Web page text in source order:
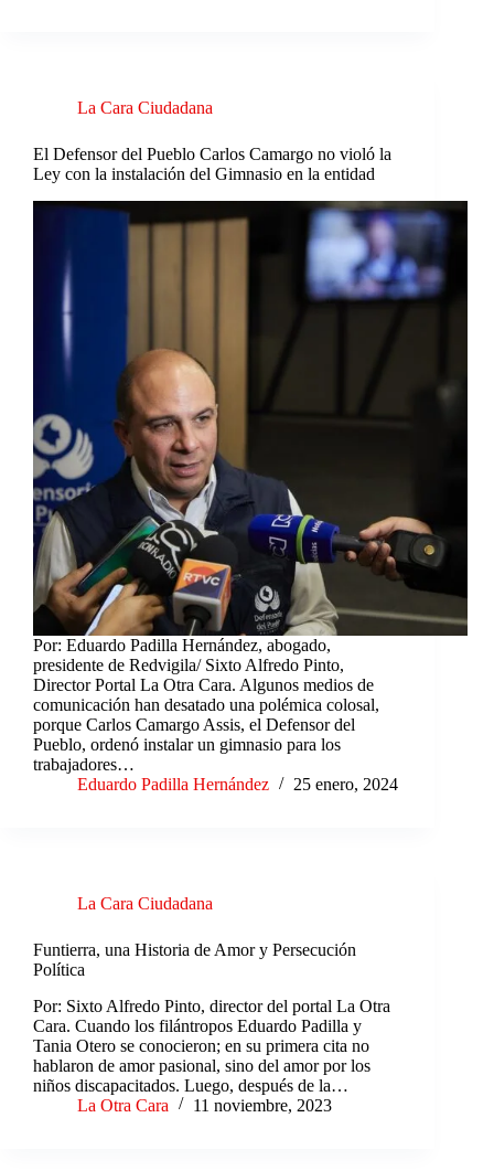
La Cara Ciudadana
El Defensor del Pueblo Carlos Camargo no violó la
Ley con la instalación del Gimnasio en la entidad
Por: Eduardo Padilla Hernández, abogado,
presidente de Redvigila/ Sixto Alfredo Pinto,
Director Portal La Otra Cara. Algunos medios de
comunicación han desatado una polémica colosal,
porque Carlos Camargo Assis, el Defensor del
Pueblo, ordenó instalar un gimnasio para los
trabajadores…
Eduardo Padilla Hernández
25 enero, 2024
La Cara Ciudadana
Funtierra, una Historia de Amor y Persecución
Política
Por: Sixto Alfredo Pinto, director del portal La Otra
Cara. Cuando los filántropos Eduardo Padilla y
Tania Otero se conocieron; en su primera cita no
hablaron de amor pasional, sino del amor por los
niños discapacitados. Luego, después de la…
La Otra Cara
11 noviembre, 2023